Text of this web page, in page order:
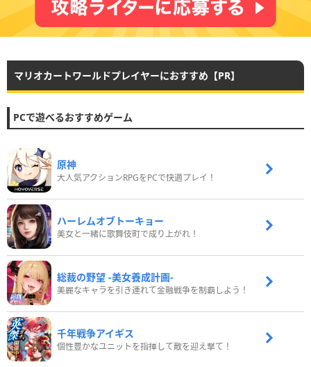
マリオカートワールドプレイヤーにおすすめ【PR】
PCで遊べるおすすめゲーム
原神
大人気アクションRPGをPCで快適プレイ！
ハーレムオブトーキョー
美女と一緒に歌舞伎町で成り上がれ！
総裁の野望 -美女養成計画-
美麗なキャラを引き連れて金融戦争を制覇しよう！
千年戦争アイギス
個性豊かなユニットを指揮して敵を迎え撃て！